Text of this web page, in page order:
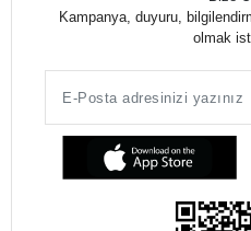
Kampanya, duyuru,
olmak